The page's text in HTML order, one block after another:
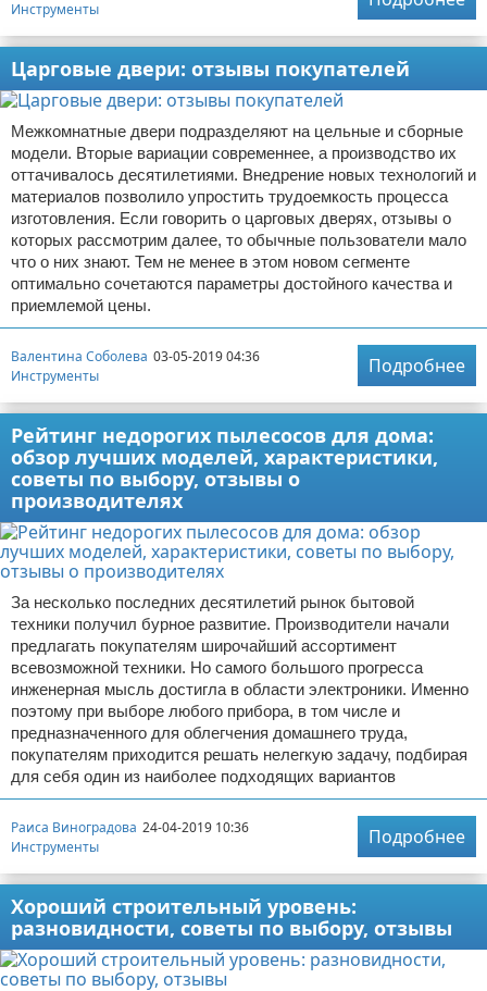
Инструменты
Царговые двери: отзывы покупателей
Межкомнатные двери подразделяют на цельные и сборные
модели. Вторые вариации современнее, а производство их
оттачивалось десятилетиями. Внедрение новых технологий и
материалов позволило упростить трудоемкость процесса
изготовления. Если говорить о царговых дверях, отзывы о
которых рассмотрим далее, то обычные пользователи мало
что о них знают. Тем не менее в этом новом сегменте
оптимально сочетаются параметры достойного качества и
приемлемой цены.
Валентина Соболева 03-05-2019 04:36
Инструменты
Подробнее
Рейтинг недорогих пылесосов для дома:
обзор лучших моделей, характеристики,
советы по выбору, отзывы о
производителях
За несколько последних десятилетий рынок бытовой
техники получил бурное развитие. Производители начали
предлагать покупателям широчайший ассортимент
всевозможной техники. Но самого большого прогресса
инженерная мысль достигла в области электроники. Именно
поэтому при выборе любого прибора, в том числе и
предназначенного для облегчения домашнего труда,
покупателям приходится решать нелегкую задачу, подбирая
для себя один из наиболее подходящих вариантов
Раиса Виноградова 24-04-2019 10:36
Инструменты
Подробнее
Хороший строительный уровень:
разновидности, советы по выбору, отзывы